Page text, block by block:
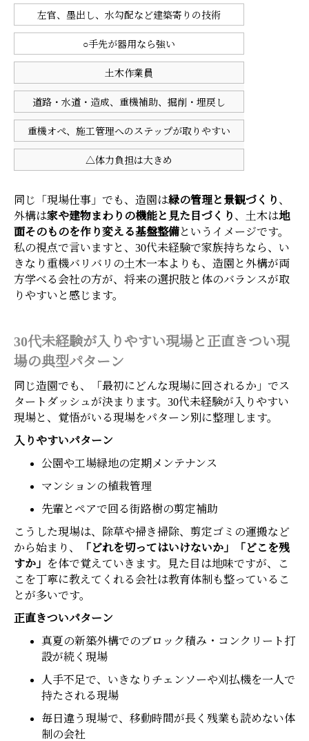
左官、墨出し、水勾配など建築寄りの技術
○手先が器用なら強い
土木作業員
道路・水道・造成、重機補助、掘削・埋戻し
重機オペ、施工管理へのステップが取りやすい
△体力負担は大きめ
同じ「現場仕事」でも、造園は緑の管理と景観づくり、
外構は家や建物まわりの機能と見た目づくり、土木は地
面そのものを作り変える基盤整備というイメージです。
私の視点で言いますと、30代未経験で家族持ちなら、い
きなり重機バリバリの土木一本よりも、造園と外構が両
方学べる会社の方が、将来の選択肢と体のバランスが取
りやすいと感じます。
30代未経験が入りやすい現場と正直きつい現
場の典型パターン
同じ造園でも、「最初にどんな現場に回されるか」でス
タートダッシュが決まります。30代未経験が入りやすい
現場と、覚悟がいる現場をパターン別に整理します。
入りやすいパターン
公園や工場緑地の定期メンテナンス
マンションの植栽管理
先輩とペアで回る街路樹の剪定補助
こうした現場は、除草や掃き掃除、剪定ゴミの運搬など
から始まり、
「どれを切ってはいけないか」「どこを残
すか」
を体で覚えていきます。見た目は地味ですが、こ
こを丁寧に教えてくれる会社は教育体制も整っているこ
とが多いです。
正直きついパターン
真夏の新築外構でのブロック積み・コンクリート打
設が続く現場
人手不足で、いきなりチェンソーや刈払機を一人で
持たされる現場
毎日違う現場で、移動時間が長く残業も読めない体
制の会社